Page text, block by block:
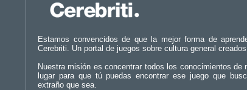
Estamos convencidos de que la mejor forma de
Cerebriti. Un portal de juegos sobre cultura general
Nuestra misión es concentrar todos los conocimientos de
lugar para que tú puedas encontrar ese juego que
extraño que sea.